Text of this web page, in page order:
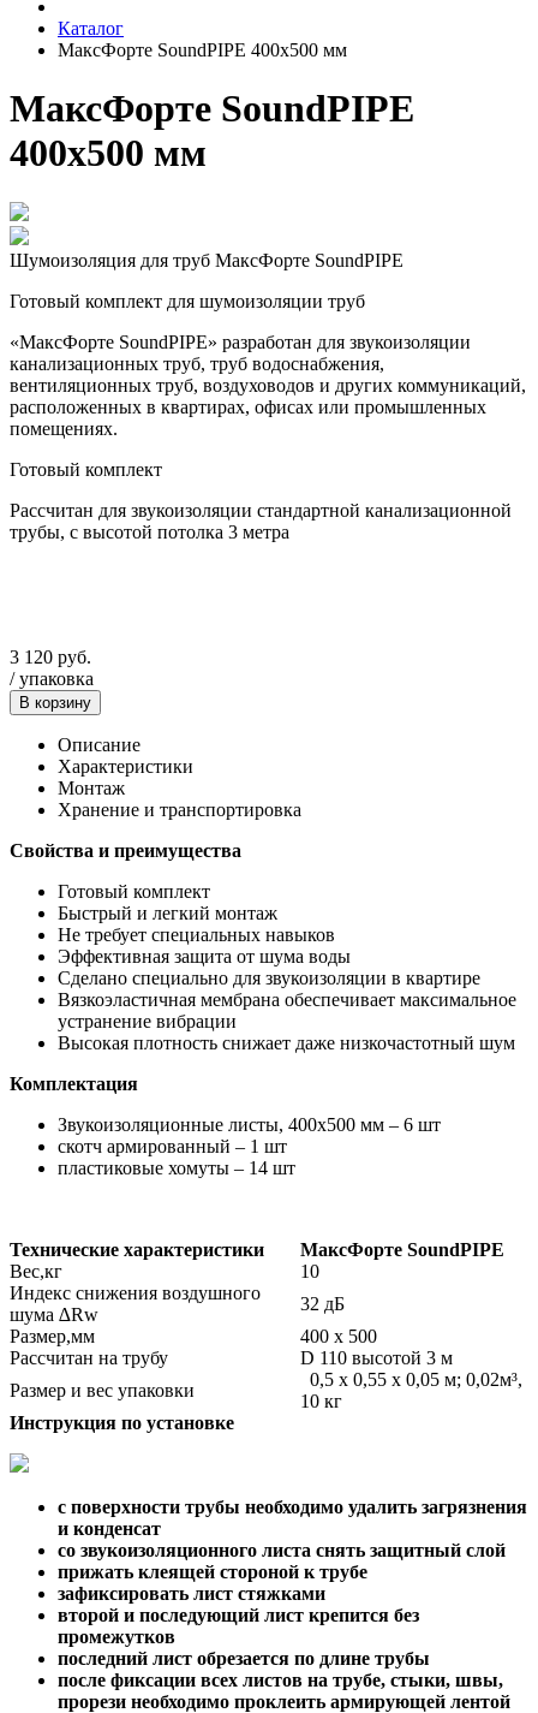
Каталог
МаксФорте SoundPIPE 400х500 мм
МаксФорте SoundPIPE
400х500 мм
Шумоизоляция для труб МаксФорте SoundPIPE
Готовый комплект для шумоизоляции труб
«МаксФорте SoundPIPE» разработан для звукоизоляции
канализационных труб, труб водоснабжения,
вентиляционных труб, воздуховодов и других коммуникаций,
расположенных в квартирах, офисах или промышленных
помещениях.
Готовый комплект
Рассчитан для звукоизоляции стандартной канализационной
трубы, с высотой потолка 3 метра
3 120 руб.
/упаковка
В корзину
Описание
Характеристики
Монтаж
Хранение и транспортировка
Свойства и преимущества
Готовый комплект
Быстрый и легкий монтаж
Не требует специальных навыков
Эффективная защита от шума воды
Сделано специально для звукоизоляции в квартире
Вязкоэластичная мембрана обеспечивает максимальное
устранение вибрации
Высокая плотность снижает даже низкочастотный шум
Комплектация
Звукоизоляционные листы, 400х500 мм – 6 шт
скотч армированный – 1 шт
пластиковые хомуты – 14 шт
Технические характеристики
МаксФорте SoundPIPE
Вес,кг
10
Индекс снижения воздушного
шума ∆Rw
32 дБ
Размер,мм
400 х 500
Рассчитан на трубу
D 110 высотой 3 м
Размер и вес упаковки
0,5 х 0,55 х 0,05 м; 0,02м³,
10 кг
Инструкция по установке
с поверхности трубы необходимо удалить загрязнения
и конденсат
со звукоизоляционного листа снять защитный слой
прижать клеящей стороной к трубе
зафиксировать лист стяжками
второй и последующий лист крепится без
промежутков
последний лист обрезается по длине трубы
после фиксации всех листов на трубе, стыки, швы,
прорези необходимо проклеить армирующей лентой